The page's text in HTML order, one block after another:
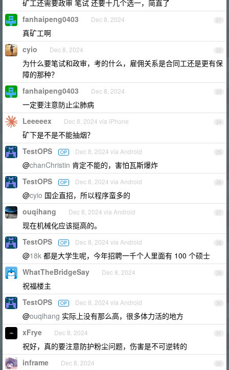
矿工还需要政审 笔试 还要十几个选一，简直了
21
fanhaipeng0403 Dec 8, 2024
真矿工啊
22
cyio Dec 8, 2024
为什么要笔试和政审，考的什么，雇佣关系是合同工还是更有保
障的那种？
23
fanhaipeng0403 Dec 8, 2024
一定要注意防止尘肺病
24
Leeeeex Dec 8, 2024 via iPhone
矿下是不是不能抽烟？
25
TestOPS OP Dec 8, 2024 via Android
@chanChristin 肯定不能的，害怕瓦斯爆炸
26
TestOPS OP Dec 8, 2024 via Android
@cyio 国企直招，所以程序蛮多的
27
ouqihang Dec 8, 2024 via Android
现在机械化应该挺高的。
28
TestOPS OP Dec 8, 2024 via Android
@18k 都是大学生呢，今年招聘一千个人里面有 100 个硕士
29
WhatTheBridgeSay Dec 8, 2024
祝福楼主
30
TestOPS OP Dec 8, 2024 via Android
@ouqihang 实际上没有那么高，很多体力活的地方
31
xFrye Dec 8, 2024
祝好，真的要注意防护粉尘问题，伤害是不可逆转的
32
inframe Dec 8, 2024